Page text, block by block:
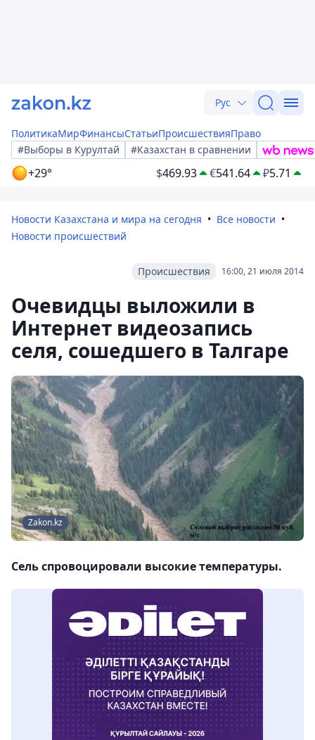
Рус
ПолитикаМирФинансыСтатьиПроисшествияПраво
#Выборы в Курултай
#Казахстан в сравнении
+29° $469.93 €541.64 ₽5.71
Новости Казахстана и мира на сегодня
Все новости
Новости происшествий
16:00, 21 июля 2014
Происшествия
Очевидцы выложили в
Интернет видеозапись
селя, сошедшего в Талгаре
Zakon.kz
Сель спровоцировали высокие температуры.